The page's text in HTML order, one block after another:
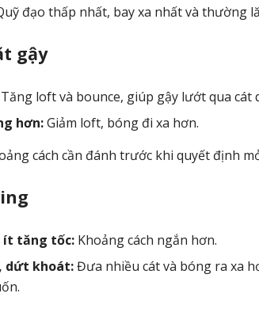
đạo thấp nhất, bay xa nhất và thường
gậy
loft và bounce, giúp gậy lướt qua cát
hơn:Giảm loft, bóng đi xa hơn.
cách cần đánh trước khi quyết định
ít tăng tốc:Khoảng cách ngắn hơn.
dứt khoát:Đưa nhiều cát và bóng ra xa